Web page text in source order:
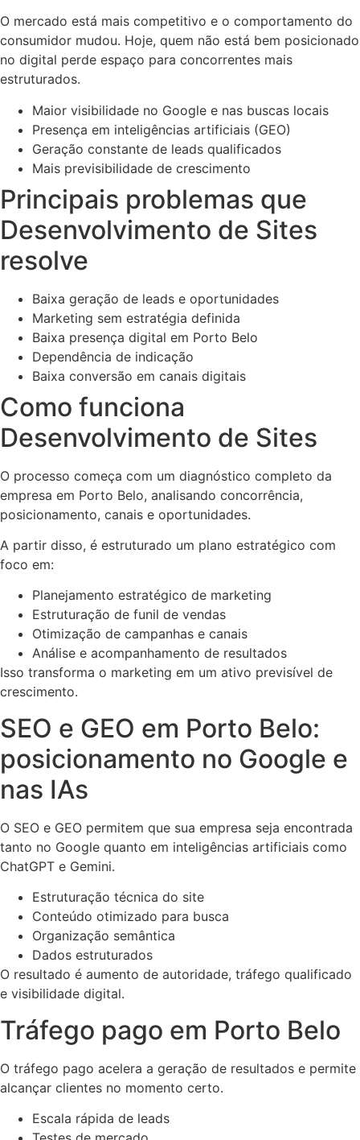
O mercado está mais competitivo e o comportamento do
consumidor mudou. Hoje, quem não está bem posicionado
no digital perde espaço para concorrentes mais
estruturados.
Maior visibilidade no Google e nas buscas locais
Presença em inteligências artificiais (GEO)
Geração constante de leads qualificados
Mais previsibilidade de crescimento
Principais problemas que
Desenvolvimento de Sites
resolve
Baixa geração de leads e oportunidades
Marketing sem estratégia definida
Baixa presença digital em Porto Belo
Dependência de indicação
Baixa conversão em canais digitais
Como funciona
Desenvolvimento de Sites
O processo começa com um diagnóstico completo da
empresa em Porto Belo, analisando concorrência,
posicionamento, canais e oportunidades.
A partir disso, é estruturado um plano estratégico com
foco em:
Planejamento estratégico de marketing
Estruturação de funil de vendas
Otimização de campanhas e canais
Análise e acompanhamento de resultados
Isso transforma o marketing em um ativo previsível de
crescimento.
SEO e GEO em Porto Belo:
posicionamento no Google e
nas IAs
O SEO e GEO permitem que sua empresa seja encontrada
tanto no Google quanto em inteligências artificiais como
ChatGPT e Gemini.
Estruturação técnica do site
Conteúdo otimizado para busca
Organização semântica
Dados estruturados
O resultado é aumento de autoridade, tráfego qualificado
e visibilidade digital.
Tráfego pago em Porto Belo
O tráfego pago acelera a geração de resultados e permite
alcançar clientes no momento certo.
Escala rápida de leads